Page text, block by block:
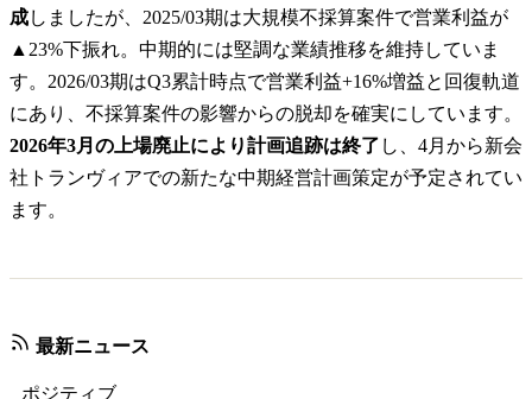
成しましたが、2025/03期は大規模不採算案件で営業利益が
▲23%下振れ。中期的には堅調な業績推移を維持していま
す。2026/03期はQ3累計時点で営業利益+16%増益と回復軌道
にあり、不採算案件の影響からの脱却を確実にしています。
2026年3月の上場廃止により計画追跡は終了 し、4月から新会
社トランヴィアでの新たな中期経営計画策定が予定されてい
ます。
最新ニュース
ポジティブ